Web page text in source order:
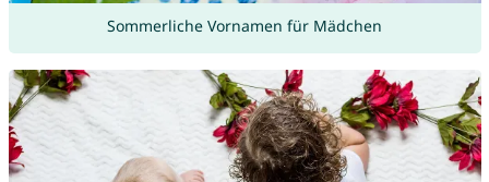
Sommerliche Vornamen für Mädchen